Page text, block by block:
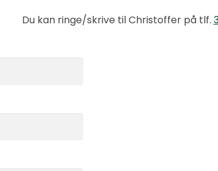
Du kan ringe/skrive til Christoffer på tlf.